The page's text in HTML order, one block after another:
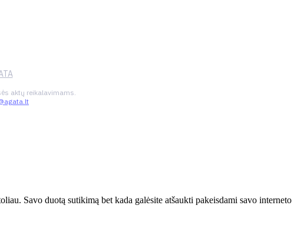
aktų reikalavimams.
Savo duotą sutikimą bet kada galėsite atšaukti pakeisdami savo interneto